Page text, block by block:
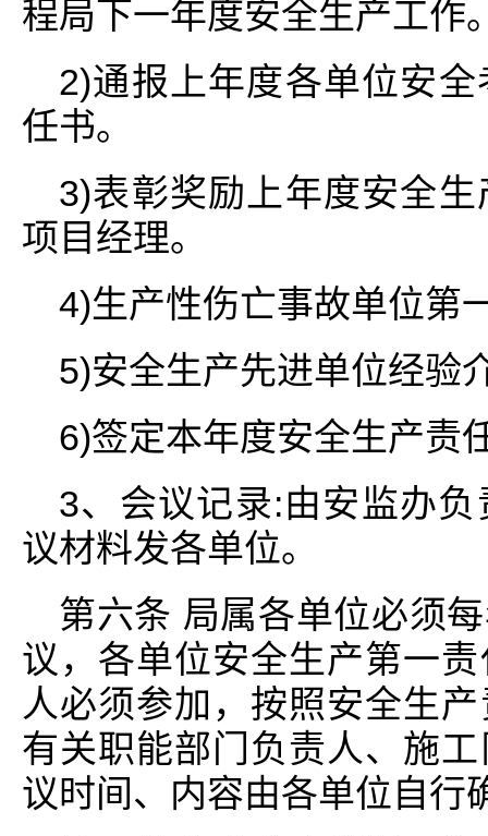
程局下一年度安全生产工作
2)通报上年度各单位安
任书。
3)表彰奖励上年度安全
项目经理。
4)生产性伤亡事故单位第
5)安全生产先进单位经验
6)签定本年度安全生产责
3、会议记录:由安监办
议材料发各单位。
第六条 局属各单位必须
议，各单位安全生产第一
人必须参加，按照安全生
有关职能部门负责人、施
议时间、内容由各单位自行